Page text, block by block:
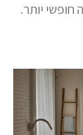
חופשי יותר.